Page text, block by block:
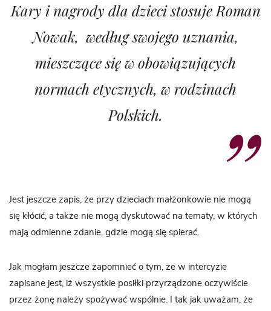
Kary i nagrody dla dzieci stosuje Roman
Nowak, według swojego uznania,
mieszczące się w obowiązujących
normach etycznych, w rodzinach
Polskich.
Jest jeszcze zapis, że przy dzieciach małżonkowie nie mogą
się kłócić, a także nie mogą dyskutować na tematy, w których
mają odmienne zdanie, gdzie mogą się spierać.
Jak mogłam jeszcze zapomnieć o tym, że w intercyzie
zapisane jest, iż wszystkie posiłki przyrządzone oczywiście
przez żonę należy spożywać wspólnie. I tak jak uważam, że